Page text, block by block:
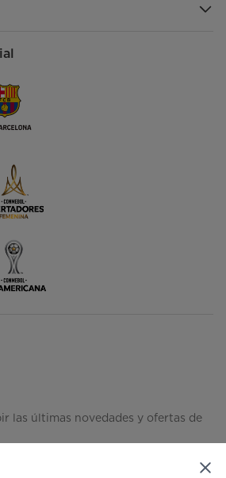
las últimas novedades y ofertas de